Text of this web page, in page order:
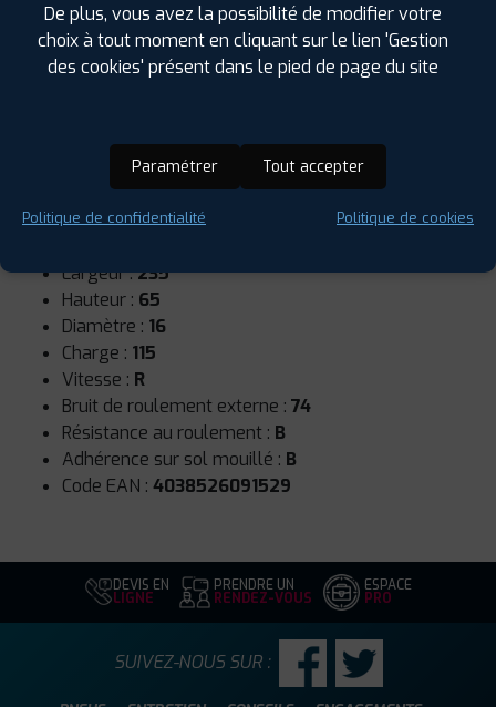
Saison :4 Saisons
Largeur :235
Hauteur : 65
Diamètre : 16
Charge : 115
Vitesse : R
Bruit de roulement externe : 74
Résistance au roulement : B
Adhérence sur sol mouillé : B
Code EAN : 4038526091529
DEVIS EN
LIGNE
PRENDRE UN
RENDEZ-VOUS
ESPACE
PRO
SUIVEZ-NOUS SUR :
De plus, vous avez la possibilité de modifier votre
choix à tout moment en cliquant sur le lien 'Gestion
des cookies' présent dans le pied de page du site
Paramétrer Tout accepter
Politique de confidentialité Politique de cookies